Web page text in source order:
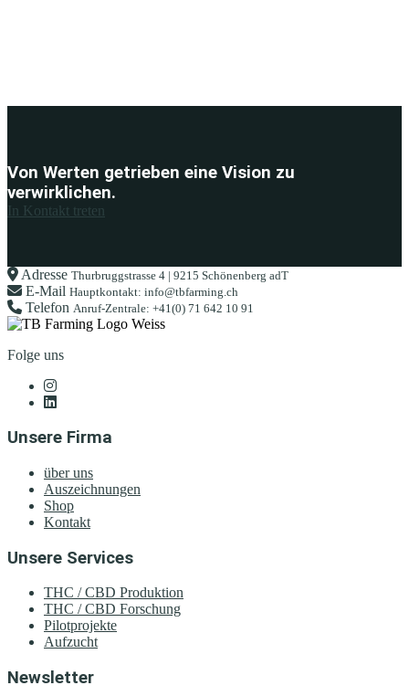
Von Werten getrieben eine Vision zu
verwirklichen.
In Kontakt treten
Adresse Thurbruggstrasse 4 | 9215 Schönenberg adT
E-Mail Hauptkontakt: info@tbfarming.ch
Telefon Anruf-Zentrale: +41(0) 71 642 10 91
Folge uns
Unsere Firma
über uns
Auszeichnungen
Shop
Kontakt
Unsere Services
THC / CBD Produktion
THC / CBD Forschung
Pilotprojekte
Aufzucht
Newsletter